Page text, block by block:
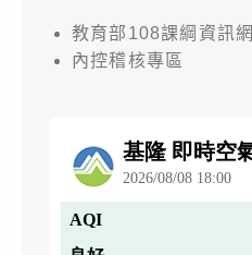
教育部108課綱資訊網
內控稽核專區